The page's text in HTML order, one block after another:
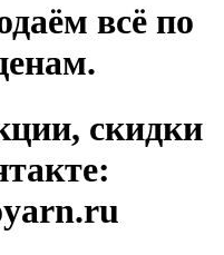
всё по
скидки